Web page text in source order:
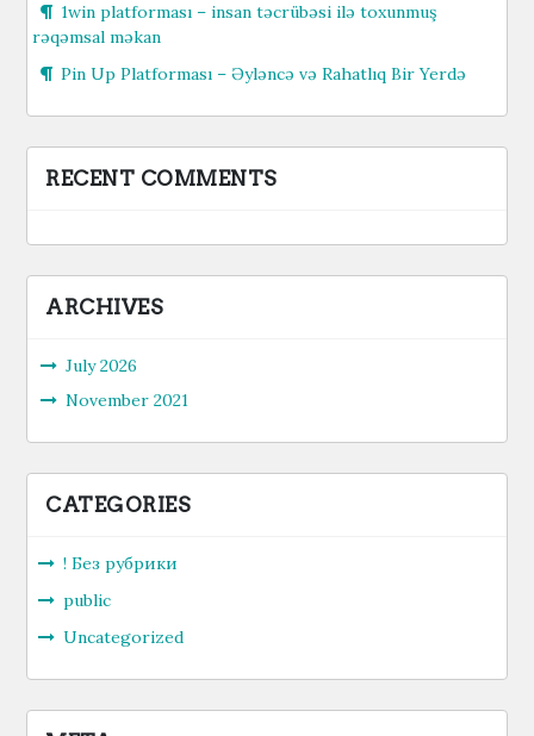
1win platforması – insan təcrübəsi ilə toxunmuş
rəqəmsal məkan
Pin Up Platforması – Əyləncə və Rahatlıq Bir Yerdə
RECENT COMMENTS
ARCHIVES
July 2026
November 2021
CATEGORIES
! Без рубрики
public
Uncategorized